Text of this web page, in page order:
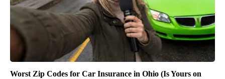
Worst Zip Codes for Car Insurance in Ohio (Is Yours on